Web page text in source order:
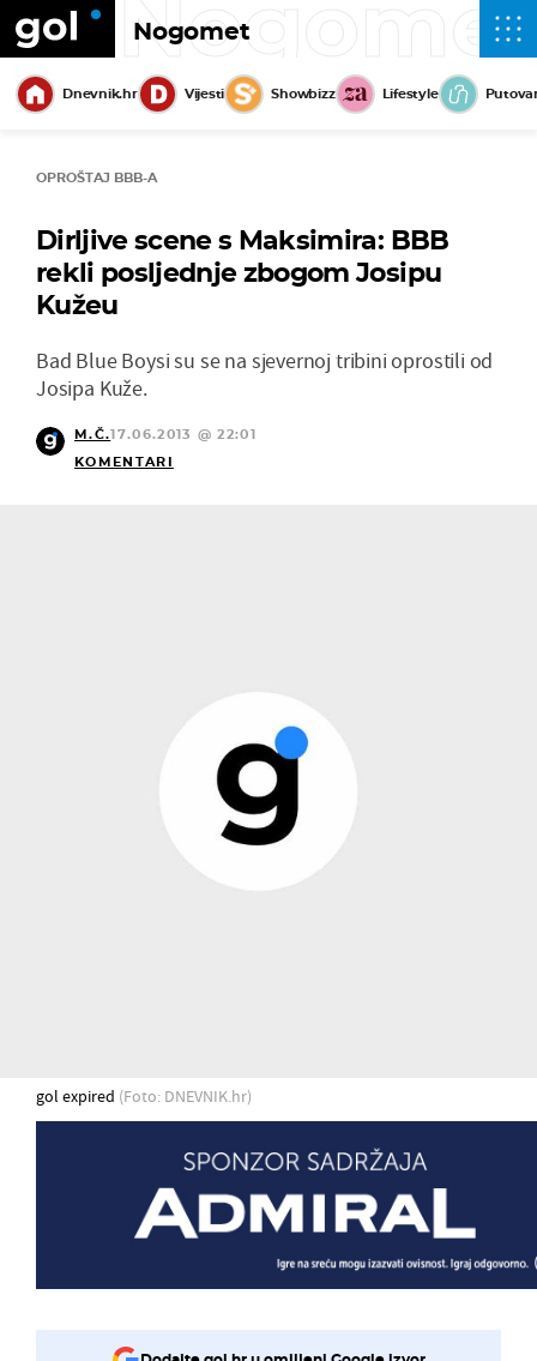
Nogomet
Dnevnik.hr Vijesti Showbizz Lifestyle
OPROŠTAJ BBB-A
Dirljive scene s Maksimira: BBB
rekli posljednje zbogom Josipu
Kužeu
Bad Blue Boysi su se na sjevernoj tribini oprostili od
Josipa Kuže.
M.Č.17.06.2013 @ 22:01
KOMENTARI
gol expired (Foto: DNEVNIK.hr)